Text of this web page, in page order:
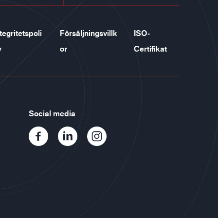
Försäljningsvillk
or
ISO-
Certifikat
Social media